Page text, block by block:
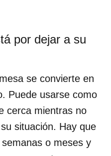
por dejar a su
se convierte en
Puede usarse como
cerca mientras no
situación. Hay que
o meses y